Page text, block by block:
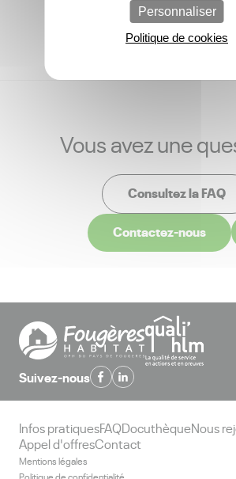
Vous avez une
Consultez la FAQ
Contactez-nous
Suivez-nous
Infos pratiquesFAQDocuthèqueNous
Appel d'offresContact
Mentions légales
Politique de confidentialité
Personnaliser
Politique de cookies